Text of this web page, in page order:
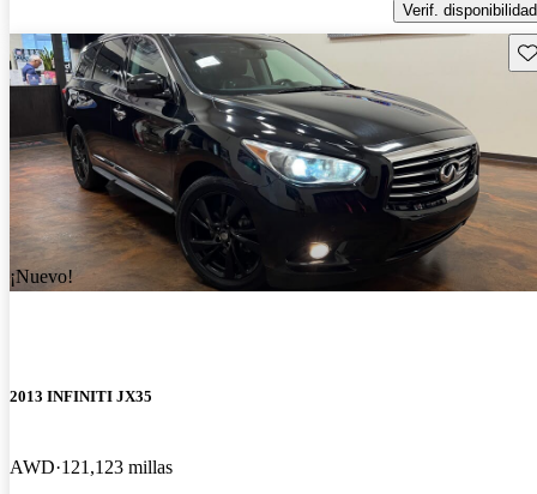
Verif. disponibilidad
¡Nuevo!
2013 INFINITI JX35
AWD 121,123 millas